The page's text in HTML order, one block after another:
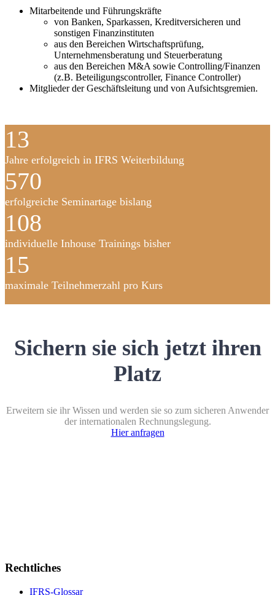
Mitarbeitende und Führungskräfte
von Banken, Sparkassen, Kreditversicheren und
sonstigen Finanzinstituten
aus den Bereichen Wirtschaftsprüfung,
Unternehmensberatung und Steuerberatung
aus den Bereichen M&A sowie Controlling/Finanzen
(z.B. Beteiligungscontroller, Finance Controller)
Mitglieder der Geschäftsleitung und von Aufsichtsgremien.
13
Jahre erfolgreich in IFRS Weiterbildung
570
erfolgreiche Seminartage bislang
108
individuelle Inhouse Trainings bisher
15
maximale Teilnehmerzahl pro Kurs
Sichern sie sich jetzt ihren
Platz
Erweitern sie ihr Wissen und werden sie so zum sicheren Anwender
der internationalen Rechnungslegung.
Hier anfragen
Rechtliches
IFRS-Glossar